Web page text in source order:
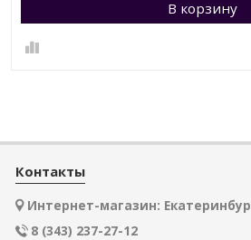
В корзину
Контакты
Интернет-магазин:
8 (343) 237-27-12